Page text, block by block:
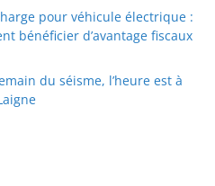
pour véhicule électrique :
bénéficier d’avantage fiscaux
du séisme, l’heure est à